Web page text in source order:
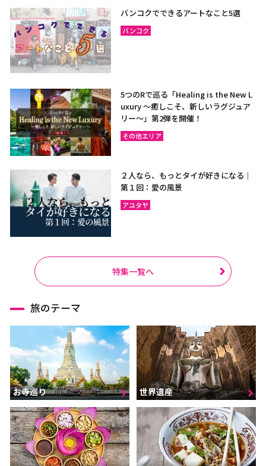
バンコクでできるアートなこと5選
バンコク
5つのRで巡る「Healing is the New L
uxury ～癒しこそ、新しいラグジュア
リー〜」第2弾を開催！
その他エリア
２人なら、もっとタイが好きになる｜
第１回：愛の風景
アユタヤ
特集一覧へ
旅のテーマ
お寺巡り 世界遺産